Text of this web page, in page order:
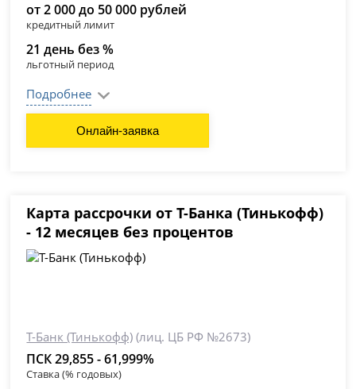
от 2 000 до 50 000 рублей
кредитный лимит
21 день без %
льготный период
Подробнее
Онлайн-заявка
Карта рассрочки от Т-Банка (Тинькофф)
- 12 месяцев без процентов
Т-Банк (Тинькофф) (лиц. ЦБ РФ №2673)
ПСК 29,855 - 61,999%
Ставка (% годовых)